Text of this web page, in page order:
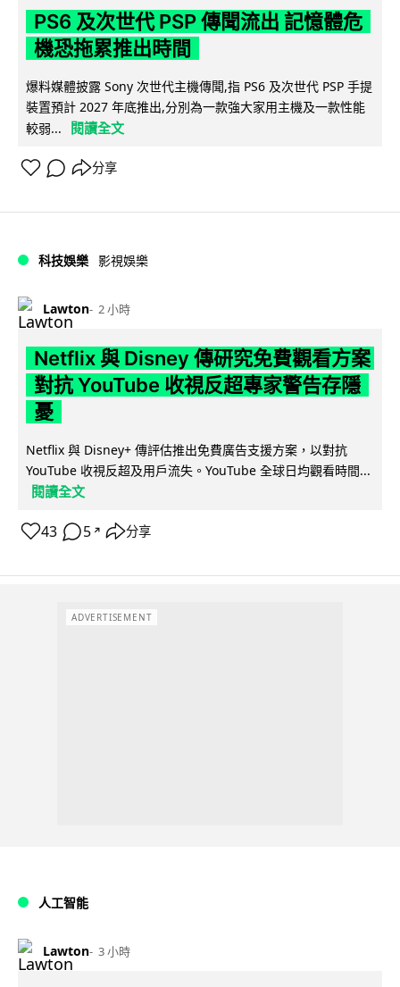
PS6 及次世代 PSP 傳聞流出 記憶體危
機恐拖累推出時間
爆料媒體披露 Sony 次世代主機傳聞,指 PS6 及次世代 PSP 手提
裝置預計 2027 年底推出,分別為一款強大家用主機及一款性能
較弱...
閱讀全文
分享
科技娛樂 影視娛樂
Lawton 2 小時
Netflix 與 Disney 傳研究免費觀看方案
對抗 YouTube 收視反超專家警告存隱
憂
Netflix 與 Disney+ 傳評估推出免費廣告支援方案，以對抗
YouTube 收視反超及用戶流失。YouTube 全球日均觀看時間...
閱讀全文
43 5 ↗ 分享
ADVERTISEMENT
人工智能
Lawton 3 小時